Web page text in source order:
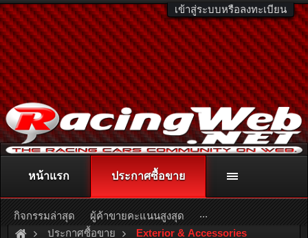
เข้าสู่ระบบหรือลงทะเบียน
ติดต่อลงโฆษณา racingweb@gmail.com
หรือโทร. 081-811-1138
หรืออ่านรายละเอียดเพิ่มเติม คลิกที่นี่
ประกาศซื้อขาย Exterior & Accessories
หน้าแรก ประกาศซื้อขาย
กิจกรรมล่าสุด ผู้ค้าขายคะแนนสูงสุด ...